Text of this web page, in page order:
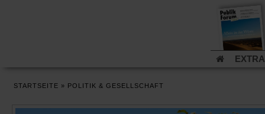
STARTSEITE » POLITIK & GESELLSCHAFT